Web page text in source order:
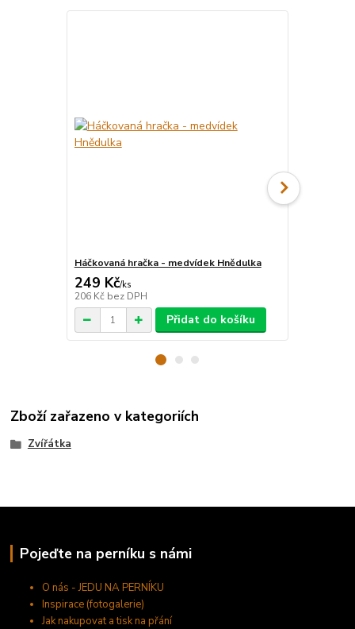
Háčkovaná hračka - medvídek Hnědulka
249 Kč/ks
206 Kč bez DPH
Přidat do košíku
Zboží zařazeno v kategoriích
Zvířátka
Pojeďte na perníku s námi
O nás - JEDU NA PERNÍKU
Inspirace (fotogalerie)
Jak nakupovat a tisk na přání